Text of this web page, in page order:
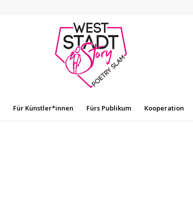
Für Künstler*innen Fürs Publikum Kooperation